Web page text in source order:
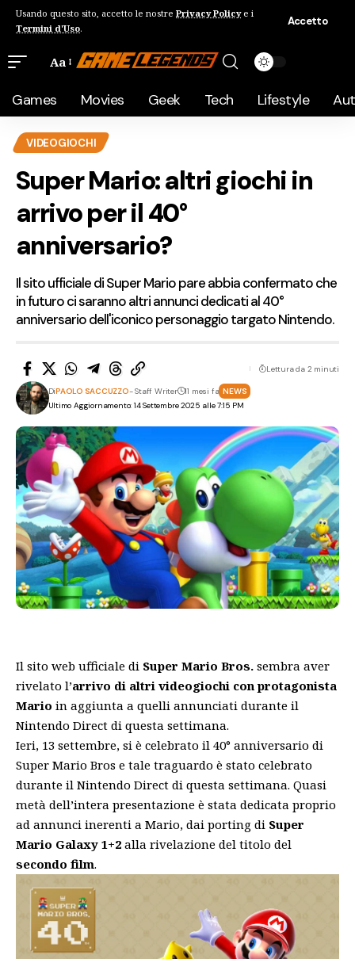
Usando questo sito, accetto le nostre Privacy Policye i
Termini d'Uso.
Accetto
Aa
Games Movies Geek Tech Lifestyle
VIDEOGIOCHI
Super Mario: altri giochi in
arrivo per il 40°
anniversario?
Il sito ufficiale di Super Mario pare abbia confermato che
in futuro ci saranno altri annunci dedicati al 40°
anniversario dell'iconico personaggio targato Nintendo.
Ultimo Aggiornamento: 14 Settembre 2025 alle 7:15 PM
DiPAOLO SACCUZZO- Staff Writer 11 mesi fa NEWS
Lettura da 2 minuti
Il sito web ufficiale di Super Mario Bros. sembra aver
rivelato l’arrivo di altri videogiochi con protagonista
Mario in aggiunta a quelli annunciati durante il
Nintendo Direct di questa settimana.
Ieri, 13 settembre, si è celebrato il 40° anniversario di
Super Mario Bros e tale traguardo è stato celebrato
durante il Nintendo Direct di questa settimana. Quasi
metà dell’intera presentazione è stata dedicata proprio
ad annunci inerenti a Mario, dai porting di Super
Mario Galaxy 1+2 alla rivelazione del titolo del
secondo film.